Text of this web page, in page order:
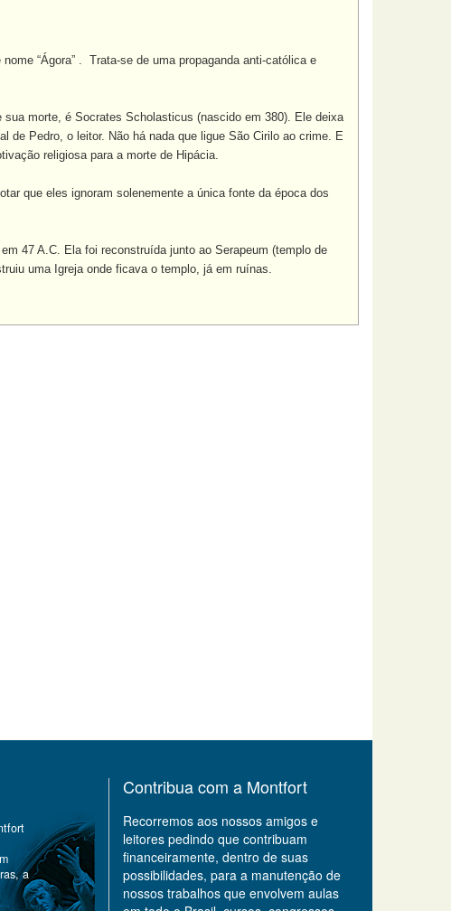
“Ágora” . Trata-se de uma propaganda anti-católica e
morte, é Socrates Scholasticus (nascido em 380). Ele deixa
Pedro, o leitor. Não há nada que ligue São Cirilo ao crime. E
religiosa para a morte de Hipácia.
que eles ignoram solenemente a única fonte da época dos
47 A.C. Ela foi reconstruída junto ao Serapeum (templo de
uma Igreja onde ficava o templo, já em ruínas.
a
Contribua com a Montfort
Recorremos aos nossos amigos e
leitores pedindo que contribuam
financeiramente, dentro de suas
possibilidades, para a manutenção de
nossos trabalhos que envolvem aulas